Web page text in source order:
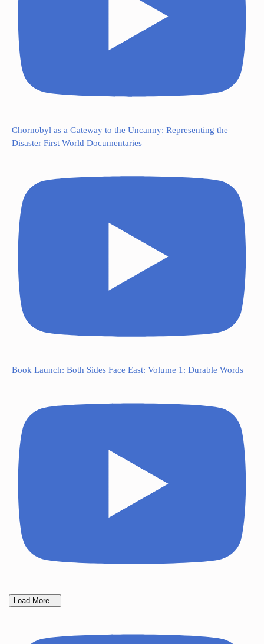
Chornobyl as a Gateway to the Uncanny: Representing the
Disaster First World Documentaries
Book Launch: Both Sides Face East: Volume 1: Durable Words
Load More...